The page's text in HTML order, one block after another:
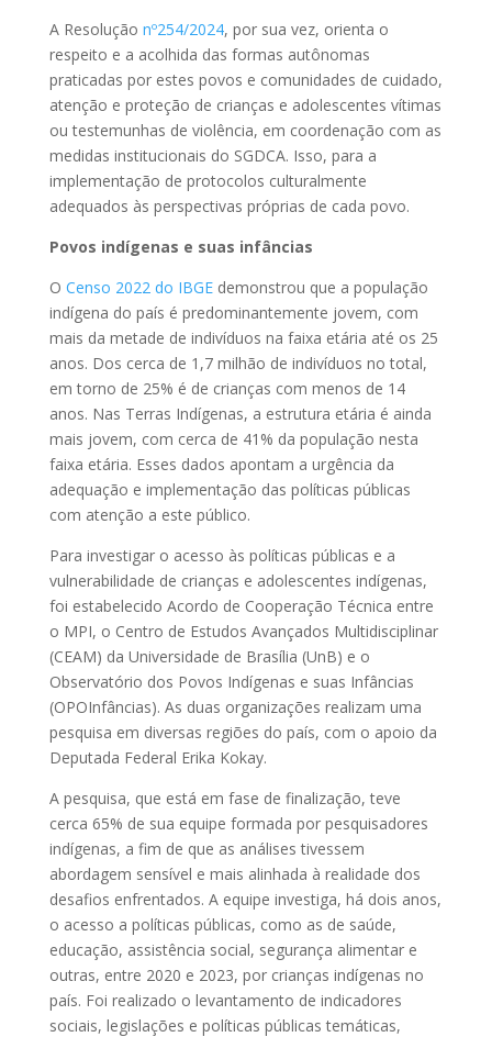
A Resolução nº254/2024, por sua vez, orienta o
respeito e a acolhida das formas autônomas
praticadas por estes povos e comunidades de cuidado,
atenção e proteção de crianças e adolescentes vítimas
ou testemunhas de violência, em coordenação com as
medidas institucionais do SGDCA. Isso, para a
implementação de protocolos culturalmente
adequados às perspectivas próprias de cada povo.
Povos indígenas e suas infâncias
O Censo 2022 do IBGEdemonstrou que a população
indígena do país é predominantemente jovem, com
mais da metade de indivíduos na faixa etária até os 25
anos. Dos cerca de 1,7 milhão de indivíduos no total,
em torno de 25% é de crianças com menos de 14
anos. Nas Terras Indígenas, a estrutura etária é ainda
mais jovem, com cerca de 41% da população nesta
faixa etária. Esses dados apontam a urgência da
adequação e implementação das políticas públicas
com atenção a este público.
Para investigar o acesso às políticas públicas e a
vulnerabilidade de crianças e adolescentes indígenas,
foi estabelecido Acordo de Cooperação Técnica entre
o MPI, o Centro de Estudos Avançados Multidisciplinar
(CEAM) da Universidade de Brasília (UnB) e o
Observatório dos Povos Indígenas e suas Infâncias
(OPOInfâncias). As duas organizações realizam uma
pesquisa em diversas regiões do país, com o apoio da
Deputada Federal Erika Kokay.
A pesquisa, que está em fase de finalização, teve
cerca 65% de sua equipe formada por pesquisadores
indígenas, a fim de que as análises tivessem
abordagem sensível e mais alinhada à realidade dos
desafios enfrentados. A equipe investiga, há dois anos,
o acesso a políticas públicas, como as de saúde,
educação, assistência social, segurança alimentar e
outras, entre 2020 e 2023, por crianças indígenas no
país. Foi realizado o levantamento de indicadores
sociais, legislações e políticas públicas temáticas,